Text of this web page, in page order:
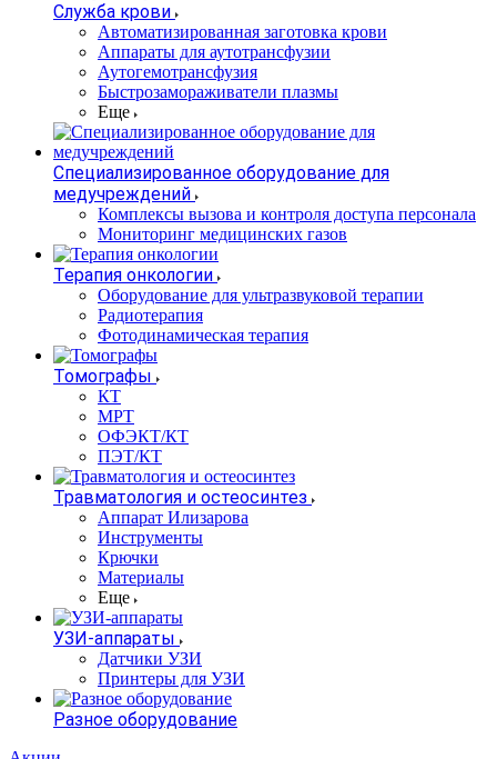
Служба крови
Автоматизированная заготовка крови
Аппараты для аутотрансфузии
Аутогемотрансфузия
Быстрозамораживатели плазмы
Еще
Специализированное оборудование для
медучреждений
Комплексы вызова и контроля доступа персонала
Мониторинг медицинских газов
Терапия онкологии
Оборудование для ультразвуковой терапии
Радиотерапия
Фотодинамическая терапия
Томографы
КТ
МРТ
ОФЭКТ/КТ
ПЭТ/КТ
Травматология и остеосинтез
Аппарат Илизарова
Инструменты
Крючки
Материалы
Еще
УЗИ-аппараты
Датчики УЗИ
Принтеры для УЗИ
Разное оборудование